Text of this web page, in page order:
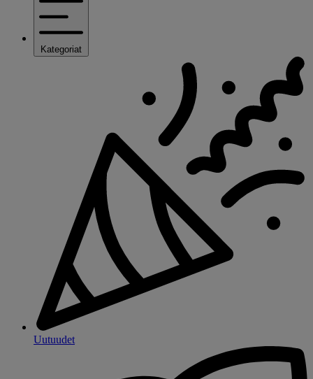
Kategoriat
Uutuudet